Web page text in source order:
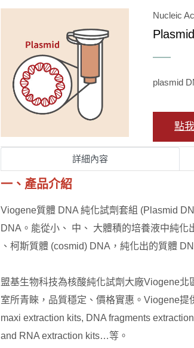
Nucleic
plasmid
點
詳細內容
一、產品介紹
Viogene質體 DNA 純化試劑套組 (Plasmid
DNA。能從小、 中、 大體積的培養液中純
、柯斯質體 (cosmid) DNA，純化出的質體
盟基生物科技為核酸純化試劑大廠Viogene
室所青睞，品質穩定、價格實惠。Viogene
maxi extraction kits, DNA fragments
and RNA extraction kits…等。